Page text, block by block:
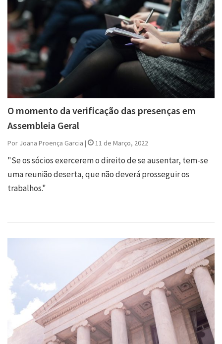
O momento da verificação das presenças em
Assembleia Geral
Por Joana Proença Garcia | 11 de Março, 2022
"Se os sócios exercerem o direito de se ausentar, tem-se
uma reunião deserta, que não deverá prosseguir os
trabalhos."